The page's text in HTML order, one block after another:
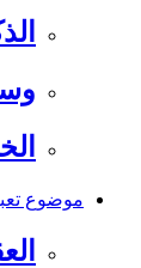
الذكاء
موضوع